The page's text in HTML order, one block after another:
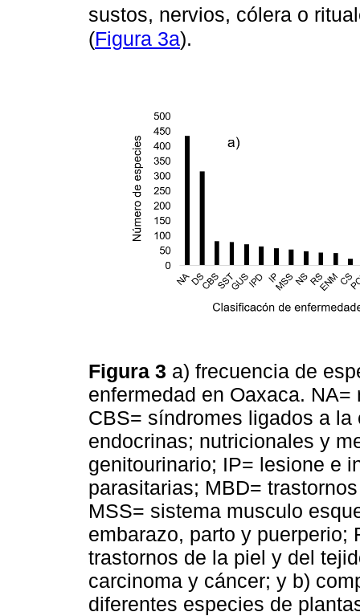
sustos, nervios, cólera o
(Figura 3a).
Figura 3 a) frecuencia de
enfermedad en Oaxaca.
CBS= síndromes ligados a
endocrinas; nutricionales y
genitourinario; IP= lesione e
parasitarias; MBD=
MSS= sistema musculo
embarazo, parto y puerperio;
trastornos de la piel y del
carcinoma y cáncer; y b)
diferentes especies de